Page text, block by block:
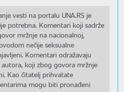
vesti na portalu UNA.RS je
potrebna. Komentari koji sadrže
mržnje na nacionalnoj,
nečije seksualne
Komentari odražavaju
koji zbog govora mržnje
Kao čitatelj prihvatate
mogu biti pronađeni